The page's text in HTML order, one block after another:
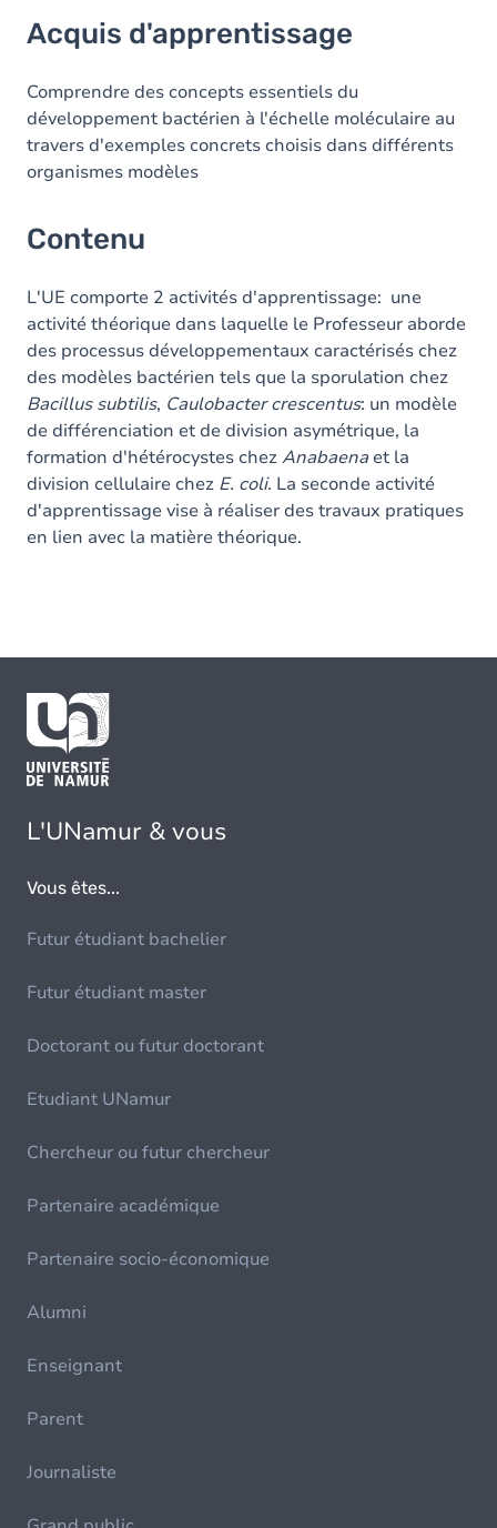
Contenu
Acquis d'apprentissage
Comprendre des concepts essentiels du
développement bactérien à l'échelle moléculaire au
travers d'exemples concrets choisis dans différents
organismes modèles
Contenu
L'UE comporte 2 activités d'apprentissage: une
activité théorique dans laquelle le Professeur aborde
des processus développementaux caractérisés chez
des modèles bactérien tels que la sporulation chez
Bacillus subtilis, Caulobacter crescentus: un modèle
de différenciation et de division asymétrique, la
formation d'hétérocystes chezAnabaena et la
division cellulaire chez E. coli. La seconde activité
d'apprentissage vise à réaliser des travaux pratiques
en lien avec la matière théorique.
L'UNamur & vous
Vous êtes...
Futur étudiant bachelier
Futur étudiant master
Doctorant ou futur doctorant
Etudiant UNamur
Chercheur ou futur chercheur
Partenaire académique
Partenaire socio-économique
Alumni
Enseignant
Parent
Journaliste